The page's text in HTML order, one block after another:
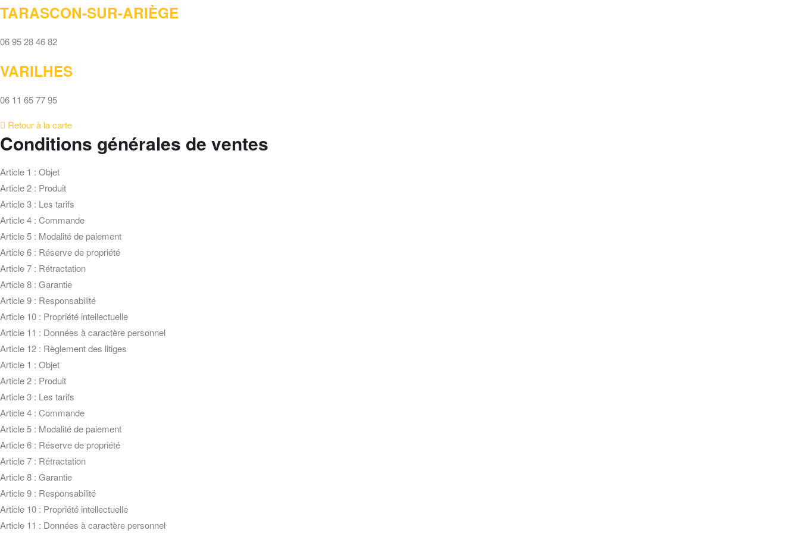
TARASCON-SUR-ARIÈGE
06 95 28 46 82
VARILHES
06 11 65 77 95
Retour à la carte
Conditions générales de ventes
Article 1 : Objet
Article 2 : Produit
Article 3 : Les tarifs
Article 4 : Commande
Article 5 : Modalité de paiement
Article 6 : Réserve de propriété
Article 7 : Rétractation
Article 8 : Garantie
Article 9 : Responsabilité
Article 10 : Propriété intellectuelle
Article 11 : Données à caractère personnel
Article 12 : Règlement des litiges
Article 1 : Objet
Article 2 : Produit
Article 3 : Les tarifs
Article 4 : Commande
Article 5 : Modalité de paiement
Article 6 : Réserve de propriété
Article 7 : Rétractation
Article 8 : Garantie
Article 9 : Responsabilité
Article 10 : Propriété intellectuelle
Article 11 : Données à caractère personnel